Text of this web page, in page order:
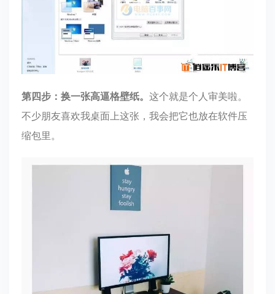
第四步：换一张高逼格壁纸。 这个就是个人审美啦。
不少朋友喜欢我桌面上这张，我会把它也放在软件压
缩包里。